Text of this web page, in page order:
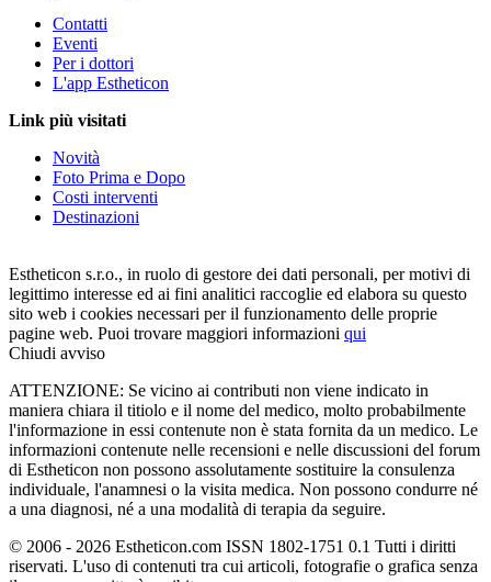
Contatti
Eventi
Per i dottori
L'app Estheticon
Link più visitati
Novità
Foto Prima e Dopo
Costi interventi
Destinazioni
Estheticon s.r.o., in ruolo di gestore dei dati personali, per motivi di
legittimo interesse ed ai fini analitici raccoglie ed elabora su questo
sito web i cookies necessari per il funzionamento delle proprie
pagine web. Puoi trovare maggiori informazioni qui
Chiudi avviso
ATTENZIONE: Se vicino ai contributi non viene indicato in
maniera chiara il titiolo e il nome del medico, molto probabilmente
l'informazione in essi contenute non è stata fornita da un medico. Le
informazioni contenute nelle recensioni e nelle discussioni del forum
di Estheticon non possono assolutamente sostituire la consulenza
individuale, l'anamnesi o la visita medica. Non possono condurre né
a una diagnosi, né a una modalità di terapia da seguire.
© 2006 - 2026 Estheticon.com ISSN 1802-1751 0.1 Tutti i diritti
riservati. L'uso di contenuti tra cui articoli, fotografie o grafica senza